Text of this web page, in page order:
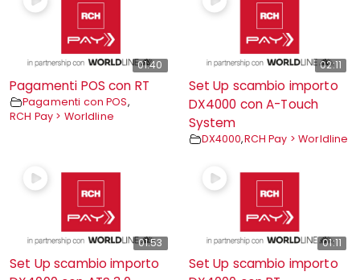
01:40
Pagamenti POS con RT
Pagamenti con POS,
RCH Pay > Worldline
02:11
Set Up scambio importo
DX4000 con A-Touch
System
DX4000,RCH Pay > Worldline
01:53
Set Up scambio importo
01:11
Set Up scambio importo